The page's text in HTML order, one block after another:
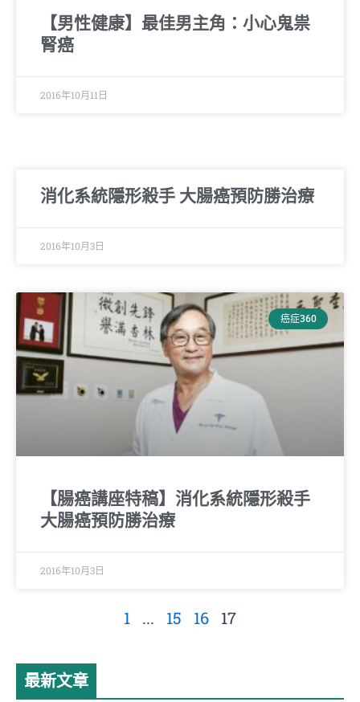
【男性健康】最佳男主角：小心鬼祟
腎癌
2016年10月11日
消化系統隱形殺手 大腸癌預防勝治療
2016年10月3日
癌症360
【腸癌講座特稿】消化系統隱形殺手
大腸癌預防勝治療
2016年10月3日
1 ... 15 16 17
最新文章